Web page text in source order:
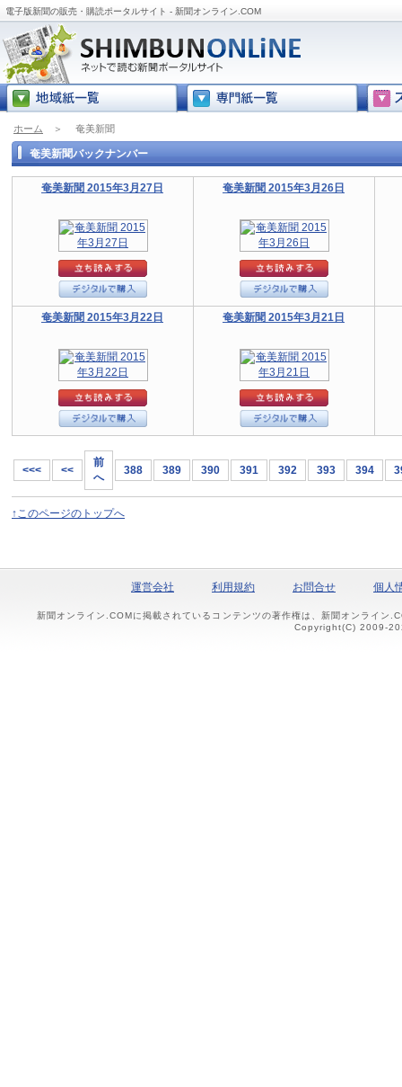
電子版新聞の販売・購読ポータルサイト - 新聞オンライン.COM
ホーム ＞ 奄美新聞
奄美新聞バックナンバー
奄美新聞 2015年3月27日 奄美新聞 2015年3月26日
奄美新聞 2015年3月22日 奄美新聞 2015年3月21日
<<< <<
前
へ
388 389 390 391 392 393 394
↑このページのトップへ
運営会社 利用規約 お問合せ 個人
新聞オンライン.COMに掲載されているコンテンツの著作権は、新聞オンライン
Copyright(C) 2009-